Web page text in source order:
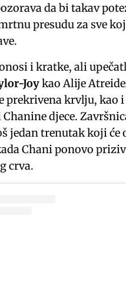
da bi takav
presudu za sve
i kratke, ali
Joykao Alije
prekrivena krvlju, kao i
Chanine djece.
jedan trenutak koji će
Chani ponovo
crva.